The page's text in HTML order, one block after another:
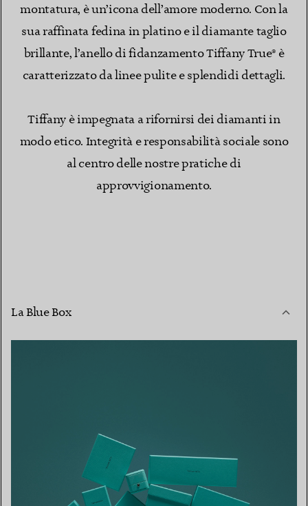
montatura, è un’icona dell’amore moderno. Con la
sua raffinata fedina in platino e il diamante taglio
brillante, l’anello di fidanzamento Tiffany True® è
caratterizzato da linee pulite e splendidi dettagli.
Tiffany è impegnata a rifornirsi dei diamanti in
modo etico. Integrità e responsabilità sociale sono
al centro delle nostre pratiche di
approvvigionamento.
La Blue Box